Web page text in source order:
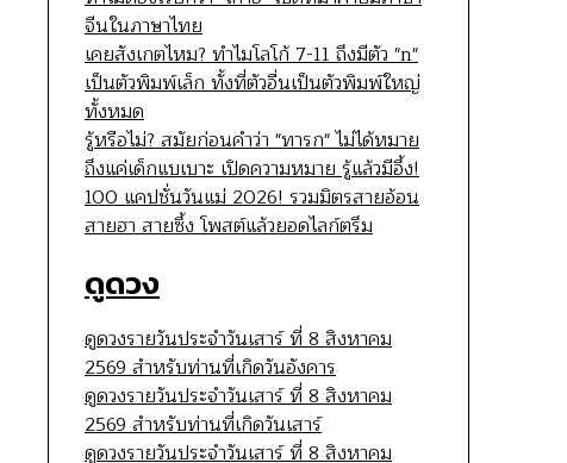
จีนในภาษาไทย
เคยสังเกตไหม? ทำไมโลโก้ 7-11 ถึงมีตัว "n"
เป็นตัวพิมพ์เล็ก ทั้งที่ตัวอื่นเป็นตัวพิมพ์ใหญ่
ทั้งหมด
รู้หรือไม่? สมัยก่อนคำว่า "ทารก" ไม่ได้หมาย
ถึงแค่เด็กแบเบาะ เปิดความหมาย รู้แล้วมีอึ้ง!
100 แคปชั่นวันแม่ 2026! รวมมิตรสายอ้อน
สายฮา สายซึ้ง โพสต์แล้วยอดไลก์ตรึม
ดูดวง
ดูดวงรายวันประจำวันเสาร์ ที่ 8 สิงหาคม
2569 สำหรับท่านที่เกิดวันอังคาร
ดูดวงรายวันประจำวันเสาร์ ที่ 8 สิงหาคม
2569 สำหรับท่านที่เกิดวันเสาร์
ดูดวงรายวันประจำวันเสาร์ ที่ 8 สิงหาคม